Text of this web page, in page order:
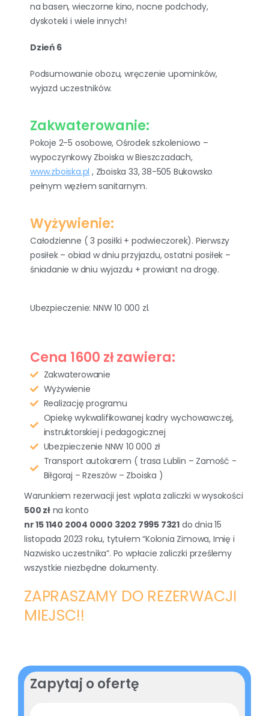
na basen, wieczorne kino, nocne podchody,
dyskoteki i wiele innych!
Dzień 6
Podsumowanie obozu, wręczenie upominków,
wyjazd uczestników.
Zakwaterowanie:
Pokoje 2-5 osobowe, Ośrodek szkoleniowo –
wypoczynkowy Zboiska w Bieszczadach,
www.zboiska.pl , Zboiska 33, 38-505 Bukowsko
pełnym węzłem sanitarnym.
Wyżywienie:
Całodzienne ( 3 posiłki + podwieczorek). Pierwszy
posiłek – obiad w dniu przyjazdu, ostatni posiłek –
śniadanie w dniu wyjazdu + prowiant na drogę.
Ubezpieczenie: NNW 10 000 zl.
Cena 1600 zł zawiera:
Zakwaterowanie
Wyżywienie
Realizację programu
Opiekę wykwalifikowanej kadry wychowawczej,
instruktorskiej i pedagogicznej
Ubezpieczenie NNW 10 000 zł
Transport autokarem ( trasa Lublin – Zamość -
Biłgoraj – Rzeszów – Zboiska )
Warunkiem rezerwacji jest wplata zaliczki w wysokości
500 złna konto
nr 15 1140 2004 0000 3202 7995 7321 do dnia 15
listopada 2023 roku, tytułem “Kolonia Zimowa, Imię i
Nazwisko uczestnika”. Po wpłacie zaliczki prześlemy
wszystkie niezbędne dokumenty.
ZAPRASZAMY DO REZERWACJI
MIEJSC!!
Zapytaj o ofertę